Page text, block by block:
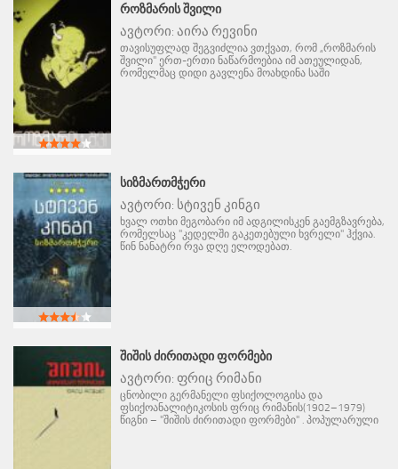
ᲠᲝᲖᲛᲐᲠᲘᲡ ᲨᲕᲘᲚᲘ
ავტორი: აირა რევინი
თავისუფლად შეგვიძლია ვთქვათ, რომ „როზმარის
შვილი" ერთ-ერთი ნაწარმოებია იმ ათეულიდან,
რომელმაც დიდი გავლენა მოახდინა საში
ᲡᲘᲖᲛᲐᲠᲗᲛᲭᲔᲠᲘ
ავტორი: სტივენ კინგი
ხვალ ოთხი მეგობარი იმ ადგილისკენ გაემგზავრება,
რომელსაც "კედელში გაკეთებული ხვრელი" ჰქვია.
წინ ნანატრი რვა დღე ელოდებათ.
ᲨᲘᲨᲘᲡ ᲫᲘᲠᲘᲗᲐᲓᲘ ᲤᲝᲠᲛᲔᲑᲘ
ავტორი: ფრიც რიმანი
ცნობილი გერმანელი ფსიქოლოგისა და
ფსიქოანალიტიკოსის ფრიც რიმანის(1902–1979)
წიგნი – "შიშის ძირითადი ფორმები" . პოპულარული